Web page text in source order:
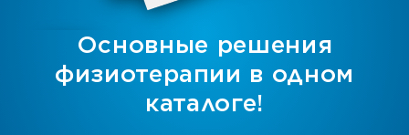
Основные решения
физиотерапии в одном
каталоге!